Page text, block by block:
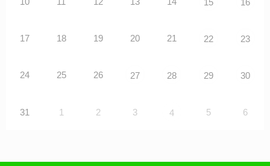
15 16
17 18 19 20 21 22 23
24 25 26 27 28 29 30
31 1 2 3 4 5 6